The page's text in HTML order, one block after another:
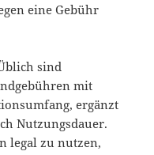
eine Gebühr
sind
mit
ergänzt
Nutzungsdauer.
legal zu nutzen,